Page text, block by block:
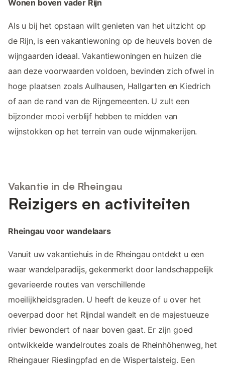
Wonen boven vader Rijn
Als u bij het opstaan wilt genieten van het uitzicht op
de Rijn, is een vakantiewoning op de heuvels boven de
wijngaarden ideaal. Vakantiewoningen en huizen die
aan deze voorwaarden voldoen, bevinden zich ofwel in
hoge plaatsen zoals Aulhausen, Hallgarten en Kiedrich
of aan de rand van de Rijngemeenten. U zult een
bijzonder mooi verblijf hebben te midden van
wijnstokken op het terrein van oude wijnmakerijen.
Vakantie in de Rheingau
Reizigers en activiteiten
Rheingau voor wandelaars
Vanuit uw vakantiehuis in de Rheingau ontdekt u een
waar wandelparadijs, gekenmerkt door landschappelijk
gevarieerde routes van verschillende
moeilijkheidsgraden. U heeft de keuze of u over het
oeverpad door het Rijndal wandelt en de majestueuze
rivier bewondert of naar boven gaat. Er zijn goed
ontwikkelde wandelroutes zoals de Rheinhöhenweg, het
Rheingauer Rieslingpfad en de Wispertalsteig. Een